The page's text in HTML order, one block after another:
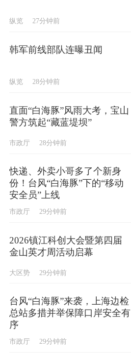
纵览 27分钟前
韩军前线部队连曝丑闻
纵览 28分钟前
直面“白海豚”风雨大考，宝山
警方筑起“藏蓝堤坝”
市政厅 28分钟前
快递、外卖小哥多了个新身
份！台风“白海豚”下的“移动
安全员”上线
市政厅 29分钟前
2026镇江科创大会暨第四届
金山英才周活动启幕
大区势 29分钟前
台风“白海豚”来袭，上海边检
总站多措并举保障口岸安全有
序
市政厅 29分钟前